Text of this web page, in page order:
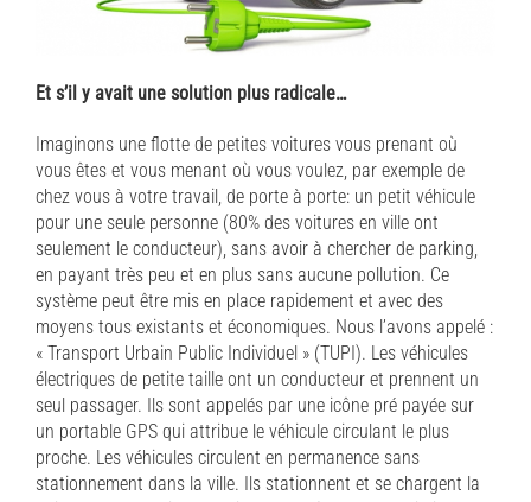
Et s’il y avait une solution plus radicale…
Imaginons une flotte de petites voitures vous prenant où
vous êtes et vous menant où vous voulez, par exemple de
chez vous à votre travail, de porte à porte: un petit véhicule
pour une seule personne (80% des voitures en ville ont
seulement le conducteur), sans avoir à chercher de parking,
en payant très peu et en plus sans aucune pollution. Ce
système peut être mis en place rapidement et avec des
moyens tous existants et économiques. Nous l’avons appelé :
« Transport Urbain Public Individuel » (TUPI). Les véhicules
électriques de petite taille ont un conducteur et prennent un
seul passager. Ils sont appelés par une icône pré payée sur
un portable GPS qui attribue le véhicule circulant le plus
proche. Les véhicules circulent en permanence sans
stationnement dans la ville. Ils stationnent et se chargent la